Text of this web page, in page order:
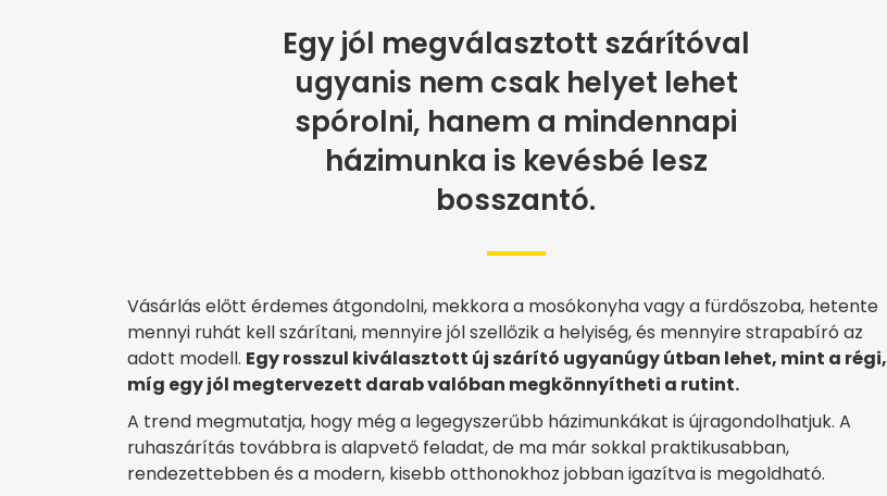
Egy jól megválasztott szárítóval
ugyanis nem csak helyet lehet
spórolni, hanem a mindennapi
házimunka is kevésbé lesz
bosszantó.
Vásárlás előtt érdemes átgondolni, mekkora a mosókonyha vagy a fürdőszoba, hetente
mennyi ruhát kell szárítani, mennyire jól szellőzik a helyiség, és mennyire strapabíró az
adott modell. Egy rosszul kiválasztott új szárító ugyanúgy útban lehet, mint a régi,
míg egy jól megtervezett darab valóban megkönnyítheti a rutint.
A trend megmutatja, hogy még a legegyszerűbb házimunkákat is újragondolhatjuk. A
ruhaszárítás továbbra is alapvető feladat, de ma már sokkal praktikusabban,
rendezettebben és a modern, kisebb otthonokhoz jobban igazítva is megoldható.